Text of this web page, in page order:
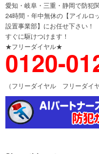
愛知・岐阜・三重・静岡で防犯
24時間・年中無休の【アイル
設置事業部】にお任せ下さい！
すぐに駆けつけます！
★フリーダイヤル★
0120-
（フリーダイヤル フリーダイ